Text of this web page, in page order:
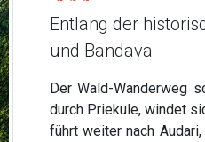
Entlang der
und Bandava
Der Wald-Wanderweg
durch Priekule, windet
führt weiter nach